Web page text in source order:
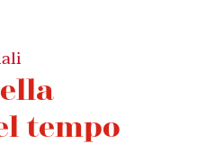
tempo